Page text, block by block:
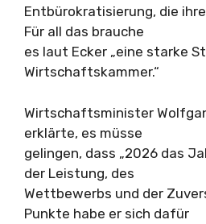
Entbürokratisierung, die
Für all das brauche
es laut Ecker „eine starke
Wirtschaftskammer.“
Wirtschaftsminister
erklärte, es müsse
gelingen, dass „2026 das
der Leistung, des
Wettbewerbs und der
Punkte habe er sich dafür